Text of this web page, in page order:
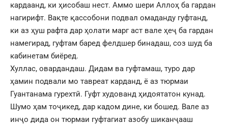
кардаанд, ки ҳисобаш нест. Аммо шери Аллоҳ ба гардан
нагирифт. Вақте қассобони подвал омаданду гуфтанд,
ки аз ҳуш рафта дар ҳолати марг аст вале ҳеҷ ба гардан
намегирад, гуфтам баред фелдшер бинадаш, соз шуд ба
кабинетам биёред.
Хуллас, овардандаш. Дидам ва гуфтамаш, туро дар
ҳамин подвали мо тавреат карданд, ё аз тюрмаи
Гуантанама гурехтӣ. Гуфт худованд ҳидоятатон кунад.
Шумо ҳам тоҷикед, дар кадом дине, ки бошед. Вале аз
инҷо дида он тюрмаи гуфтагиат азобу шиканҷааш